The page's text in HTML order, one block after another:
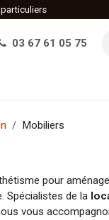
03 67 61 05 75
Mobiliers
pour
Spécialistes de la
vous